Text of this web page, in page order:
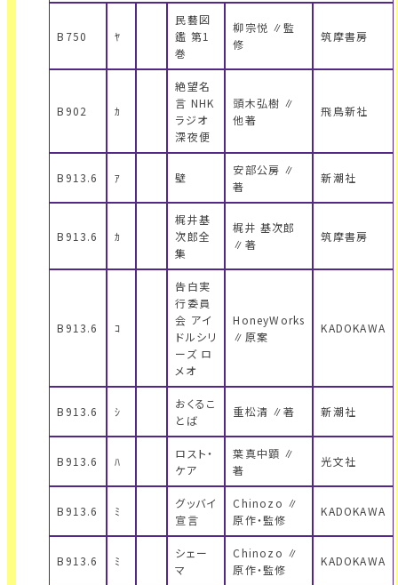
B750 ﾔ
民藝図
鑑 第1
巻
柳宗悦 ∥監
修
筑摩書房
B902 ｶ
絶望名
言 NHK
ラジオ
深夜便
頭木弘樹 ∥
他著
飛鳥新社
B913.6 ｱ 壁
安部公房 ∥
著
新潮社
B913.6 ｶ
梶井基
次郎全
集
梶井 基次郎
∥著
筑摩書房
B913.6 ｺ
告白実
行委員
会 アイ
ドルシリ
ーズ ロ
メオ
HoneyWorks
∥原案
KADOKAWA
B913.6 ｼ
おくるこ
とば
重松清 ∥著 新潮社
B913.6 ﾊ
ロスト・
ケア
葉真中顕 ∥
著
光文社
B913.6 ﾐ
グッバイ
宣言
Chinozo ∥
原作・監修
KADOKAWA
B913.6 ﾐ
シェー
マ
Chinozo ∥
原作・監修
KADOKAWA